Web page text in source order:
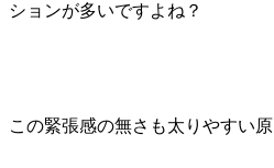
ションが多いですよね？
この緊張感の無さも太りやすい原